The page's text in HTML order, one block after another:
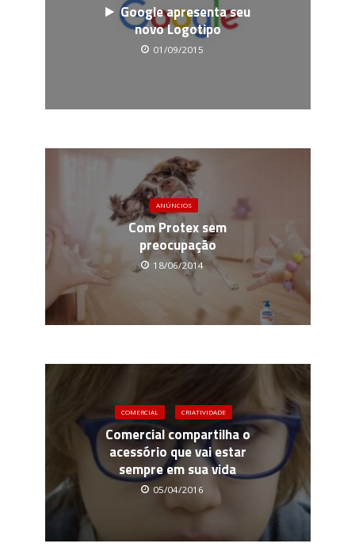
Google apresenta seu
novo Logotipo
01/09/2015
ANÚNCIOS
Com Protex sem
preocupação
18/06/2014
COMERCIAL CRIATIVIDADE
Comercial compartilha o
acessório que vai estar
sempre em sua vida
05/04/2016